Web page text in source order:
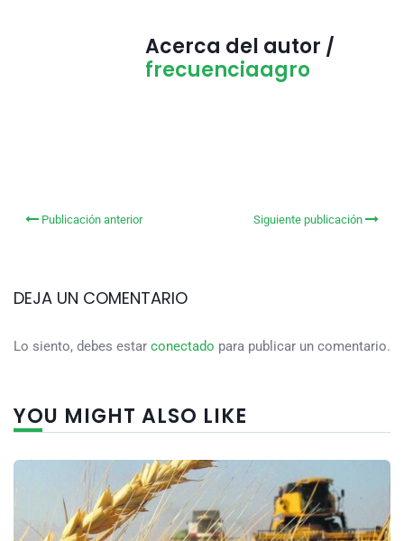
Acerca del autor /
frecuenciaagro
Publicación anterior Siguiente publicación
DEJA UN COMENTARIO
Lo siento, debes estar conectado para publicar un comentario.
YOU MIGHT ALSO LIKE